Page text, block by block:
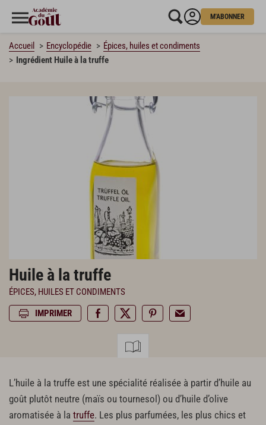
M'ABONNER
Accueil Encyclopédie
Épices, huiles et condiments
Ingrédient Huile à la truffe
Huile à la truffe
ÉPICES, HUILES ET CONDIMENTS
IMPRIMER
L’huile à la truffe est une spécialité réalisée à partir d’huile au
goût plutôt neutre (maïs ou tournesol) ou d’huile d’olive
aromatisée à la truffe. Les plus parfumées, les plus chics et